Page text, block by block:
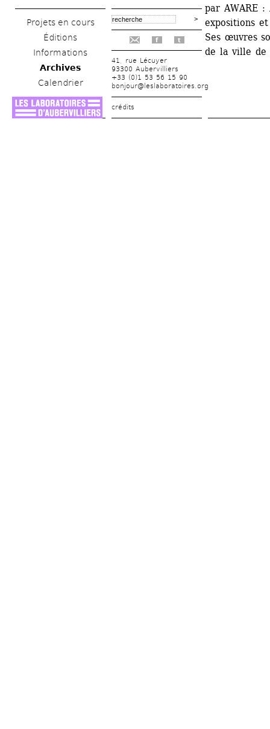
Projets en cours
Éditions
Informations
Archives
Calendrier
f t
41, rue Lécuyer
93300 Aubervilliers
+33 (0)1 53 56 15 90
bonjour@leslaboratoires.org
crédits
par AWARE :
expositions
Ses œuvres
de la ville de